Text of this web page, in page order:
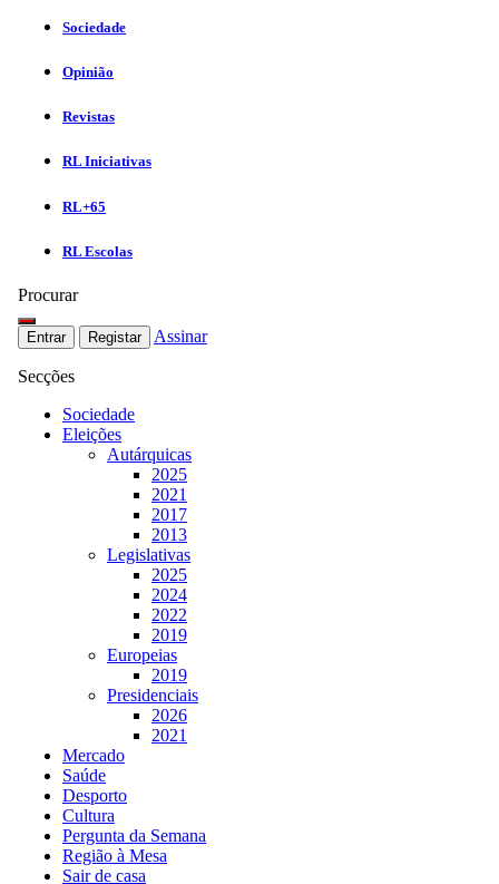
Sociedade
Opinião
Revistas
RL Iniciativas
RL+65
RL Escolas
Procurar
Entrar Registar Assinar
Secções
Sociedade
Eleições
Autárquicas
2025
2021
2017
2013
Legislativas
2025
2024
2022
2019
Europeias
2019
Presidenciais
2026
2021
Mercado
Saúde
Desporto
Cultura
Pergunta da Semana
Região à Mesa
Sair de casa